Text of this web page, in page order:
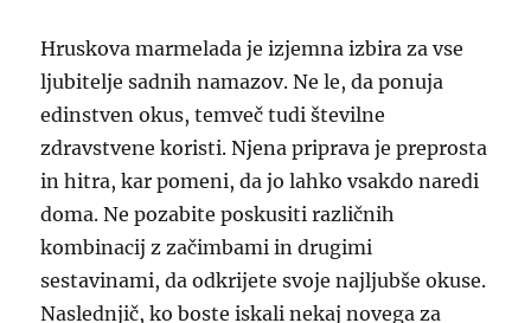
Hruskova marmelada je izjemna izbira za vse
ljubitelje sadnih namazov. Ne le, da ponuja
edinstven okus, temveč tudi številne
zdravstvene koristi. Njena priprava je preprosta
in hitra, kar pomeni, da jo lahko vsakdo naredi
doma. Ne pozabite poskusiti različnih
kombinacij z začimbami in drugimi
sestavinami, da odkrijete svoje najljubše okuse.
Naslednjič, ko boste iskali nekaj novega za